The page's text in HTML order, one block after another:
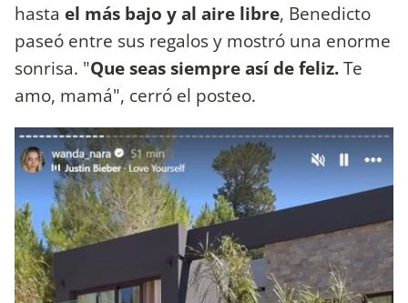
hasta el más bajo y al aire libre, Benedicto
paseó entre sus regalos y mostró una enorme
sonrisa. "Que seas siempre así de feliz.Te
amo, mamá", cerró el posteo.